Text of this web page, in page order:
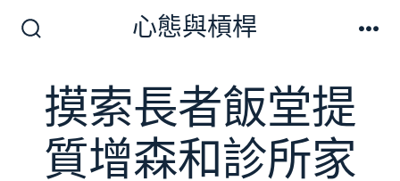
換
開
關
心態與槓桿
摸索長者飯堂提
質增森和診所家